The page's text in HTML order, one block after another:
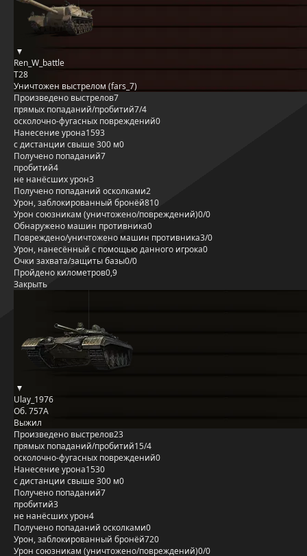
Ren_W_battle
T28
Уничтожен выстрелом (fars_7)
Произведено выстрелов7
прямых попаданий/пробитий7/4
осколочно-фугасных повреждений0
Нанесение урона1593
с дистанции свыше 300 м0
Получено попаданий7
пробитий4
не нанёсших урон3
Получено попаданий осколками2
Урон, заблокированный бронёй810
Урон союзникам (уничтожено/повреждений)0/0
Обнаружено машин противника0
Повреждено/уничтожено машин противника3/0
Урон, нанесённый с помощью данного игрока0
Очки захвата/защиты базы0/0
Пройдено километров0,9
Закрыть
Ulay_1976
Об. 757А
Выжил
Произведено выстрелов23
прямых попаданий/пробитий15/4
осколочно-фугасных повреждений0
Нанесение урона1530
с дистанции свыше 300 м0
Получено попаданий7
пробитий3
не нанёсших урон4
Получено попаданий осколками0
Урон, заблокированный бронёй720
Урон союзникам (уничтожено/повреждений)0/0